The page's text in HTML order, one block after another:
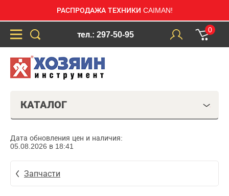
РАСПРОДАЖА ТЕХНИКИ CAIMAN!
тел.: 297-50-95
0
КАТАЛОГ
Дата обновления цен и наличия:
05.08.2026 в 18:41
Запчасти